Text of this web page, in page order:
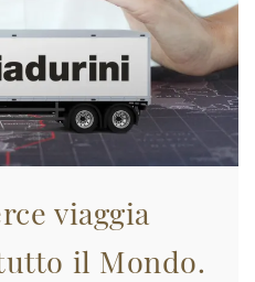
viaggia
il Mondo.